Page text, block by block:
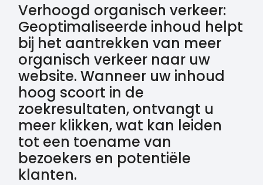
Verhoogd organisch verkeer:
Geoptimaliseerde inhoud helpt
bij het aantrekken van meer
organisch verkeer naar uw
website. Wanneer uw inhoud
hoog scoort in de
zoekresultaten, ontvangt u
meer klikken, wat kan leiden
tot een toename van
bezoekers en potentiële
klanten.